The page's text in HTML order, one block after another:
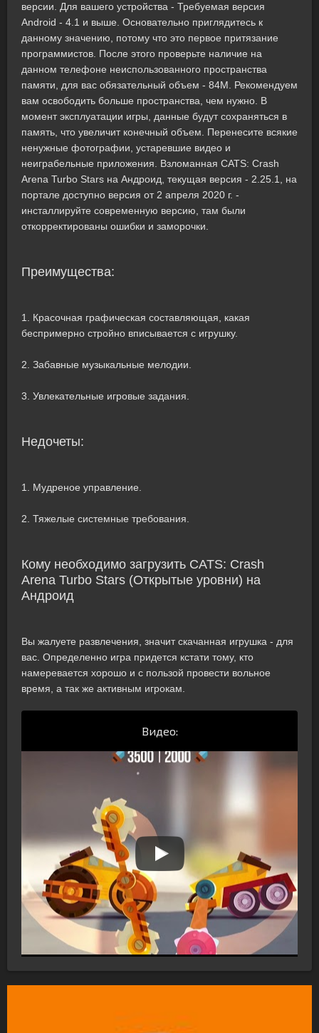
версии. Для вашего устройства - Требуемая версия
Android - 4.1 и выше. Основательно приглядитесь к
данному значению, потому что это первое притязание
программистов. После этого проверьте наличие на
данном телефоне неиспользованного пространства
памяти, для вас обязательный объем - 84M. Рекомендуем
вам освободить больше пространства, чем нужно. В
момент эксплуатации игры, данные будут сохраняться в
память, что увеличит конечный объем. Перенесите всякие
ненужные фотографии, устаревшие видео и
неиграбельные приложения. Взломанная CATS: Crash
Arena Turbo Stars на Андроид, текущая версия - 2.25.1, на
портале доступно версия от 2 апреля 2020 г. -
инсталлируйте современную версию, там были
откорректированы ошибки и заморочки.
Преимущества:
1. Красочная графическая составляющая, какая
беспримерно стройно вписывается с игрушку.
2. Забавные музыкальные мелодии.
3. Увлекательные игровые задания.
Недочеты:
1. Мудреное управление.
2. Тяжелые системные требования.
Кому необходимо загрузить CATS: Crash
Arena Turbo Stars (Открытые уровни) на
Андроид
Вы жалуете развлечения, значит скачанная игрушка - для
вас. Определенно игра придется кстати тому, кто
намеревается хорошо и с пользой провести вольное
время, а так же активным игрокам.
Видео: